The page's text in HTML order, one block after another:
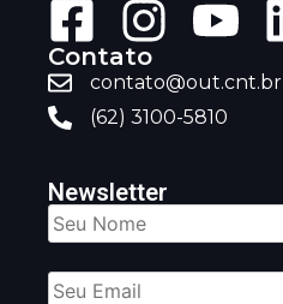
Contato
contato@out.cnt.br
(62) 3100-5810
Newsletter